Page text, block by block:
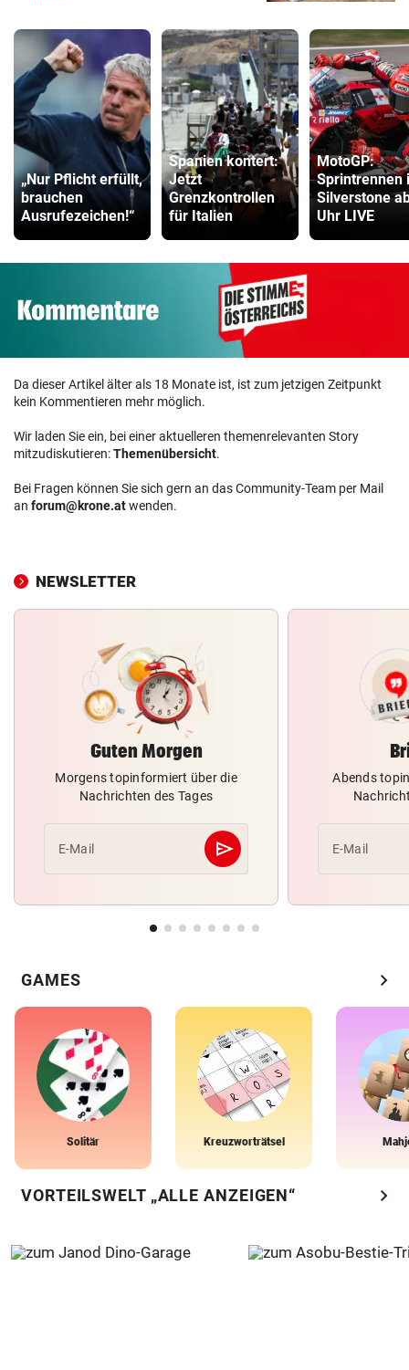
„Nur Pflicht erfüllt,
brauchen
Ausrufezeichen!“
Spanien kontert:
Jetzt
Grenzkontrollen
für Italien
MotoGP:
Sprintrennen
Silverstone
Uhr LIVE
Da dieser Artikel älter als 18 Monate ist, ist zum jetzigen Zeitpunkt
kein Kommentieren mehr möglich.
Wir laden Sie ein, bei einer aktuelleren themenrelevanten Story
mitzudiskutieren:Themenübersicht.
Bei Fragen können Sie sich gern an das Community-Team per Mail
an forum@krone.atwenden.
NEWSLETTER
Guten Morgen
Morgens topinformiert über die
Nachrichten des Tages
E-Mail send
Abschicken
Abends
E-Mail
GAMES chevron_right
Solitär Kreuzworträtsel
VORTEILSWELT „ALLE ANZEIGEN“ chevron_right